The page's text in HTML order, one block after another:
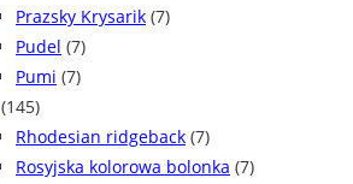
Prazsky Krysarik (7)
Pudel (7)
Pumi (7)
(145)
Rhodesian ridgeback (7)
Rosyjska kolorowa bolonka (7)